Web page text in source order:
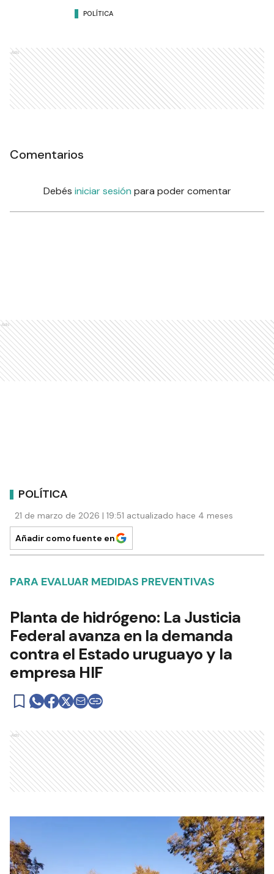
POLÍTICA
Ads
Comentarios
Debés iniciar sesión para poder comentar
Ads
POLÍTICA
21 de marzo de 2026 | 19:51 actualizado hace 4 meses
Añadir como fuente en
PARA EVALUAR MEDIDAS PREVENTIVAS
Planta de hidrógeno: La Justicia
Federal avanza en la demanda
contra el Estado uruguayo y la
empresa HIF
Ads